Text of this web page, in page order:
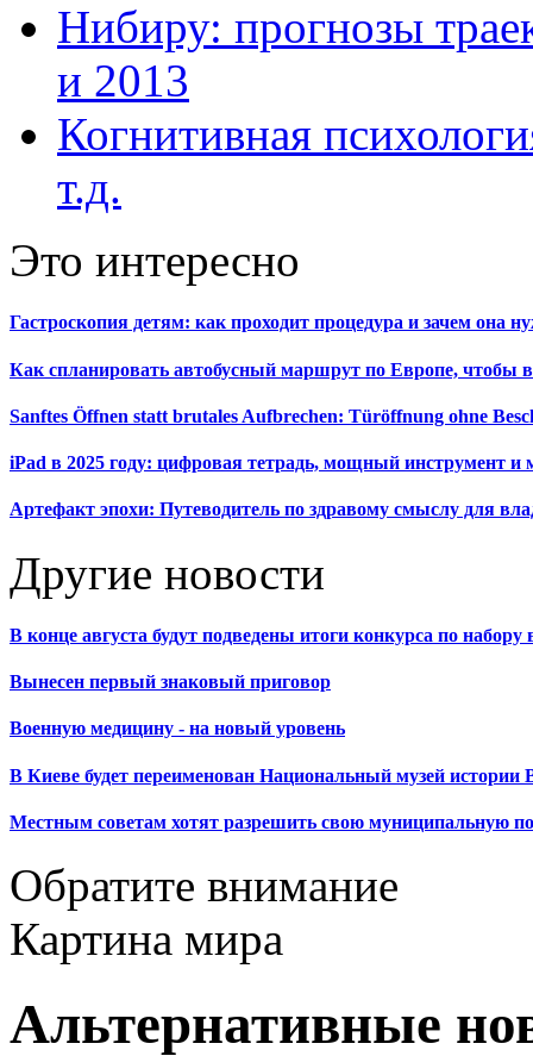
Нибиру: прогнозы
и 2013
Когнитивная
т.д.
Это интересно
Гастроскопия детям: как проходит процедура и зачем она
Как спланировать автобусный маршрут по Европе, чтобы
Sanftes Öffnen statt brutales Aufbrechen: Türöffnung ohne
iPad в 2025 году: цифровая тетрадь, мощный инструмент и
Артефакт эпохи: Путеводитель по здравому смыслу для
Другие новости
В конце августа будут подведены итоги конкурса по
Вынесен первый знаковый приговор
Военную медицину - на новый уровень
В Киеве будет переименован Национальный музей истории
Местным советам хотят разрешить свою муниципальную
Обратите внимание
Картина мира
Альтернативные